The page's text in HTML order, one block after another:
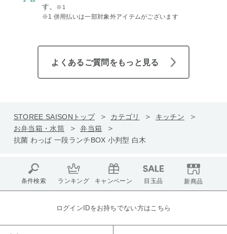
す。
※1
※1 併用払いは一部対象外アイテムがございます
よくあるご質問をもっと見る
STOREE SAISONトップ カテゴリ
キッチン
お弁当箱・水筒
弁当箱
抗菌 わっぱ 一段ランチBOX 小判型 白木
条件検索 ランキング キャンペーン 目玉品 新商品
ログインIDをお持ちでない方はこちら